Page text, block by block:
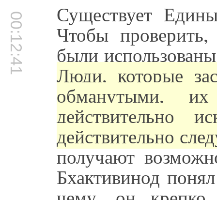
00:12:41 Существует
Чтобы
были
Люди, которые
обманутыми,
действительно
действительно
получают
Бхактивинод